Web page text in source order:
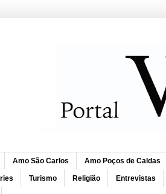
Amo São Carlos Amo Poços de Caldas
Turismo Religião Entrevistas